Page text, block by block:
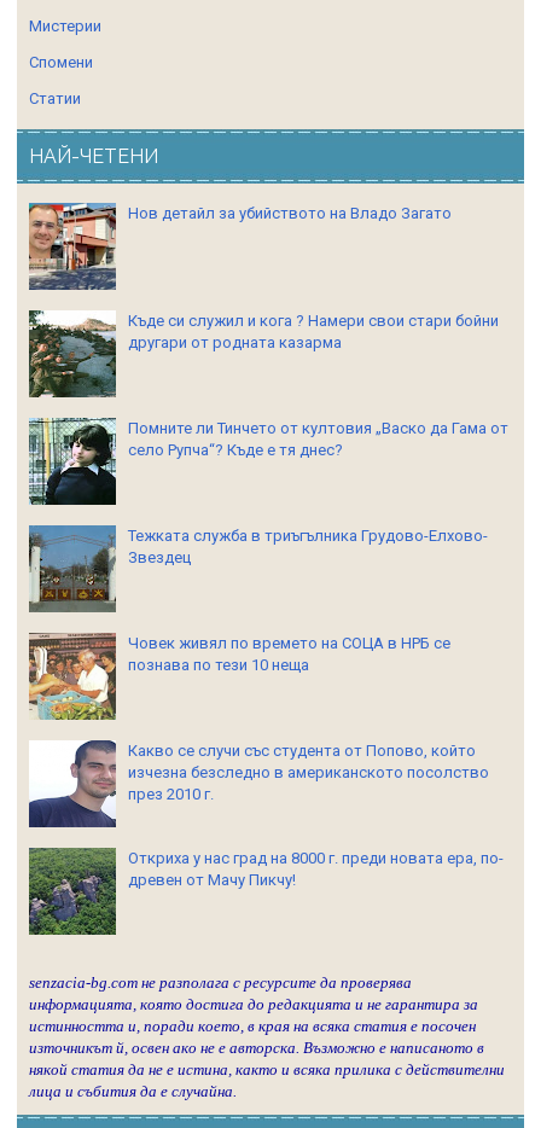
Мистерии
Спомени
Статии
НАЙ-ЧЕТЕНИ
Нов детайл за убийството на Владо Загато
Къде си служил и кога ? Намери свои стари бойни
другари от родната казарма
Помните ли Тинчето от култовия „Васко да Гама от
село Рупча“? Къде е тя днес?
Тежката служба в триъгълника Грудово-Елхово-
Звездец
Човек живял по времето на СОЦА в НРБ се
познава по тези 10 неща
Какво се случи със студента от Попово, който
изчезна безследно в американското посолство
през 2010 г.
Откриха у нас град на 8000 г. преди новата ера, по-
древен от Мачу Пикчу!
senzacia-bg.com не разполага с ресурсите да проверява
информацията, която достига до редакцията и не гарантира за
истинността и, поради което, в края на всяка статия е посочен
източникът й, освен ако не е авторска. Възможно е написаното в
някой статия да не е истина, както и всяка прилика с действителни
лица и събития да е случайна.